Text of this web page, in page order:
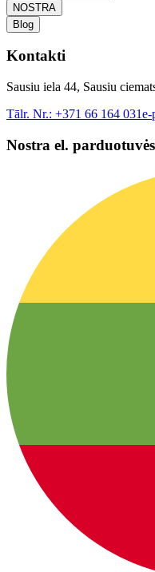
NOSTRA
Blog
Kontakti
Sausiu iela 44, Sausiu
Tālr. Nr.: +371 66 164 031e-
Nostra el. parduotuvės